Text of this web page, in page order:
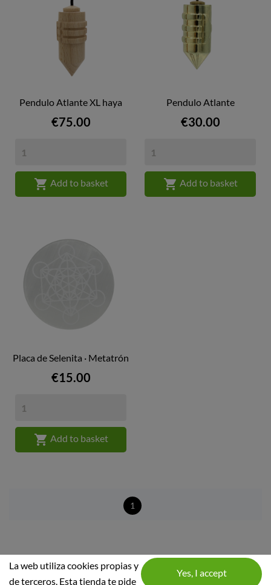
Pendulo Atlante XL haya
Price
€75.00
 Add to basket
Pendulo Atlante
Price
€30.00
 Add to basket
Placa de Selenita · Metatrón
Price
€15.00
 Add to basket
1
La web utiliza cookies propias y
de terceros. Esta tienda te pide